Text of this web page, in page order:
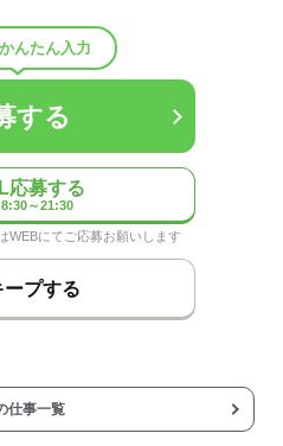
代一部負担
備
◎
り
んたん入力
する
応募する
～21:30
WEBにてご応募お願いします
ープする
仕事一覧